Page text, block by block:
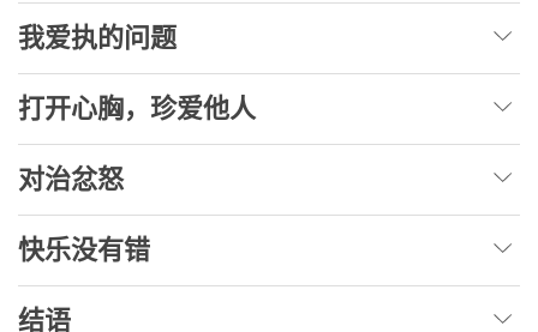
我爱执的问题
打开心胸，珍爱他人
对治忿怒
快乐没有错
结语